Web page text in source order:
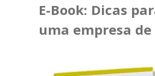
E-Book: Dicas
uma empresa